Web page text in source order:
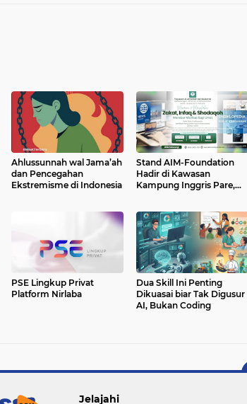
Ahlussunnah wal Jama’ah
dan Pencegahan
Ekstremisme di Indonesia
Stand AIM-Foundation
Hadir di Kawasan
Kampung Inggris Pare,
PSE Lingkup Privat
Platform Nirlaba
Dua Skill Ini Penting
Dikuasai biar Tak Digusur
AI, Bukan Coding
Jelajahi